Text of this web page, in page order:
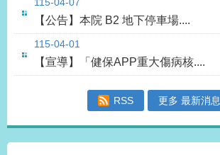
【公告】本院 B2 地下停車場....
115-04-01
【宣導】「健保APP重大傷病核....
RSS 更多 最新消息